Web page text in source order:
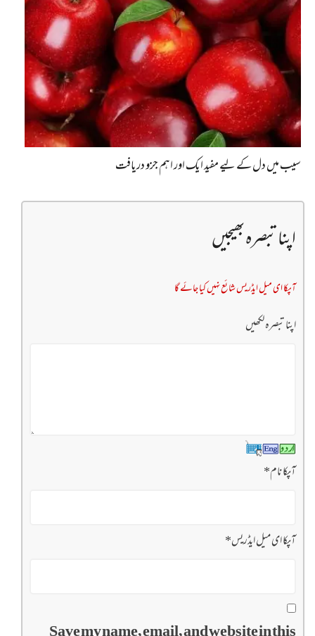
سیب میں دل کے لیے مفید ایک اور اہم جزو دریافت
اپنا تبصرہ بھیجیں
آپکا ای میل ایڈریس شائع نہیں کیا جائے گا
اپنا تبصرہ لکھیں
آپکا نام*
آپکا ای میل ایڈریس*